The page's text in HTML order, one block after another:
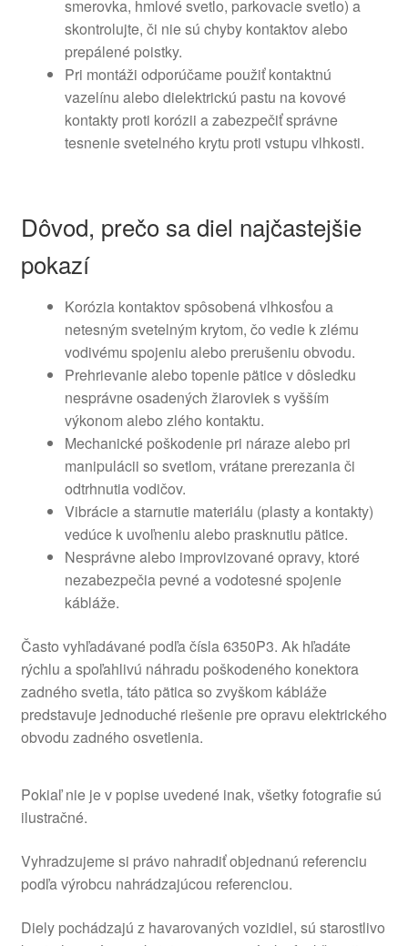
smerovka, hmlové svetlo, parkovacie svetlo) a
skontrolujte, či nie sú chyby kontaktov alebo
prepálené poistky.
Pri montáži odporúčame použiť kontaktnú
vazelínu alebo dielektrickú pastu na kovové
kontakty proti korózii a zabezpečiť správne
tesnenie svetelného krytu proti vstupu vlhkosti.
Dôvod, prečo sa diel najčastejšie
pokazí
Korózia kontaktov spôsobená vlhkosťou a
netesným svetelným krytom, čo vedie k zlému
vodivému spojeniu alebo prerušeniu obvodu.
Prehrievanie alebo topenie pätice v dôsledku
nesprávne osadených žiaroviek s vyšším
výkonom alebo zlého kontaktu.
Mechanické poškodenie pri náraze alebo pri
manipulácii so svetlom, vrátane prerezania či
odtrhnutia vodičov.
Vibrácie a starnutie materiálu (plasty a kontakty)
vedúce k uvoľneniu alebo prasknutiu pätice.
Nesprávne alebo improvizované opravy, ktoré
nezabezpečia pevné a vodotesné spojenie
kábláže.
Často vyhľadávané podľa čísla 6350P3. Ak hľadáte
rýchlu a spoľahlivú náhradu poškodeného konektora
zadného svetla, táto pätica so zvyškom kábláže
predstavuje jednoduché riešenie pre opravu elektrického
obvodu zadného osvetlenia.
Pokiaľ nie je v popise uvedené inak, všetky fotografie sú
ilustračné.
Vyhradzujeme si právo nahradiť objednanú referenciu
podľa výrobcu nahrádzajúcou referenciou.
Diely pochádzajú z havarovaných vozidiel, sú starostlivo